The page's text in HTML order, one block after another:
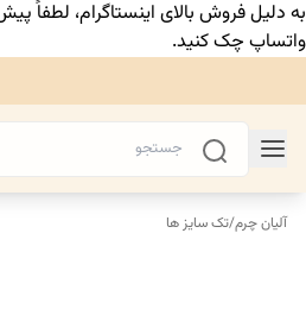
به دلیل فروش بالای اینستاگرام، لطفاً
واتساپ چک کنید.
آلیان چرم/تک سایز ها